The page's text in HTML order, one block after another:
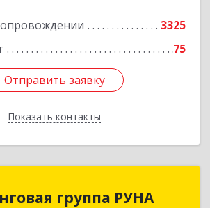
3325
75
Отправить заявку
Показать контакты
Отправить заявку
Назад
группа РУНА